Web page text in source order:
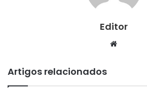
Editor
Website
Artigos relacionados